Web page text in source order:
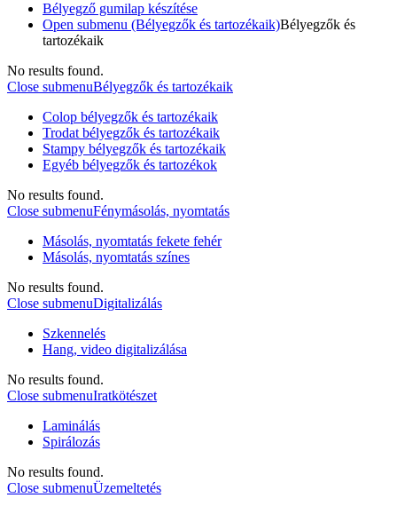
Bélyegző gumilap készítése
Open submenu (Bélyegzők és tartozékaik)Bélyegzők és
tartozékaik
No results found.
Close submenuBélyegzők és tartozékaik
Colop bélyegzők és tartozékaik
Trodat bélyegzők és tartozékaik
Stampy bélyegzők és tartozékaik
Egyéb bélyegzők és tartozékok
No results found.
Close submenuFénymásolás, nyomtatás
Másolás, nyomtatás fekete fehér
Másolás, nyomtatás színes
No results found.
Close submenuDigitalizálás
Szkennelés
Hang, video digitalizálása
No results found.
Close submenuIratkötészet
Laminálás
Spirálozás
No results found.
Close submenuÜzemeltetés